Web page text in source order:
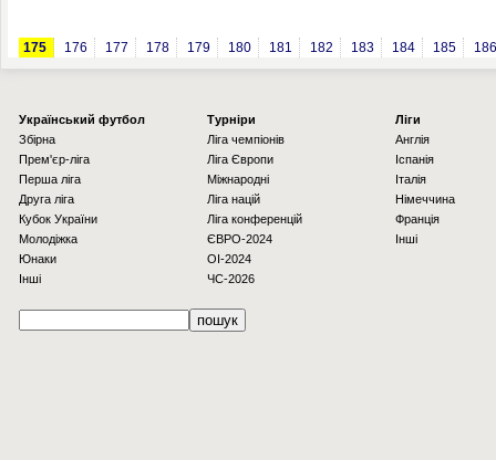
175 176 177 178 179 180 181 182 183 184 185 186
Українcький футбол
Збірна
Прем'єр-ліга
Перша ліга
Друга ліга
Кубок України
Молодіжка
Юнаки
Інші
Турніри
Ліга чемпіонів
Ліга Європи
Міжнародні
Ліга націй
Ліга конференцій
ЄВРО-2024
OI-2024
ЧС-2026
Ліги
Англія
Іспанія
Італія
Німеччина
Франція
Інші